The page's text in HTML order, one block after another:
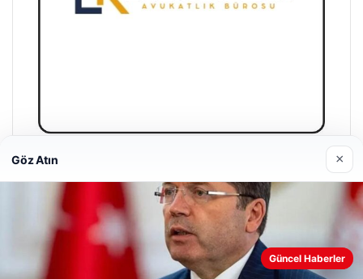
Enes Kaplan Avukatlık Bürosu
28/04/2026
Web sitemizi nasıl kullandığınızı daha iyi anlayabilmek,
Göz Atın ×
Güncel Haberler